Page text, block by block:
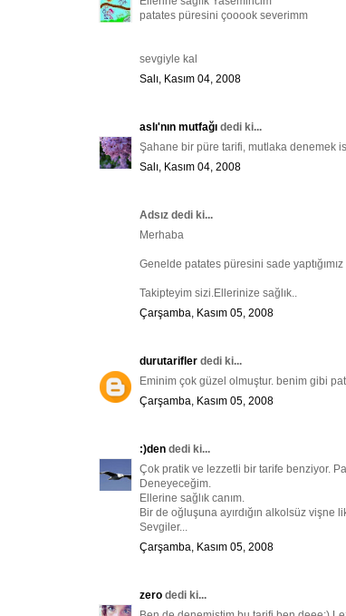
patates püresini çooook severimm
sevgiyle kal
Salı, Kasım 04, 2008
aslı'nın mutfağı dedi ki...
Şahane bir püre tarifi, mutlaka denemek
Salı, Kasım 04, 2008
Adsız dedi ki...
Merhaba
Genelde patates püresini sade
Takipteyim sizi.Ellerinize sağlık..
Çarşamba, Kasım 05, 2008
durutarifler dedi ki...
Eminim çok güzel olmuştur. benim gibi
Çarşamba, Kasım 05, 2008
:)den dedi ki...
Çok pratik ve lezzetli bir tarife benziyor.
Deneyeceğim.
Ellerine sağlık canım.
Bir de oğluşuna ayırdığın alkolsüz vişne
Sevgiler...
Çarşamba, Kasım 05, 2008
zero dedi ki...